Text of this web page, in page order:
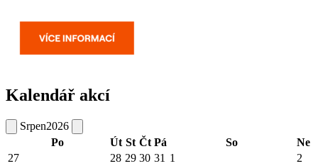
Kalendář akcí
Srpen2026
Po
Út St Čt Pá So
Ne
27
28 29 30 31 1
2